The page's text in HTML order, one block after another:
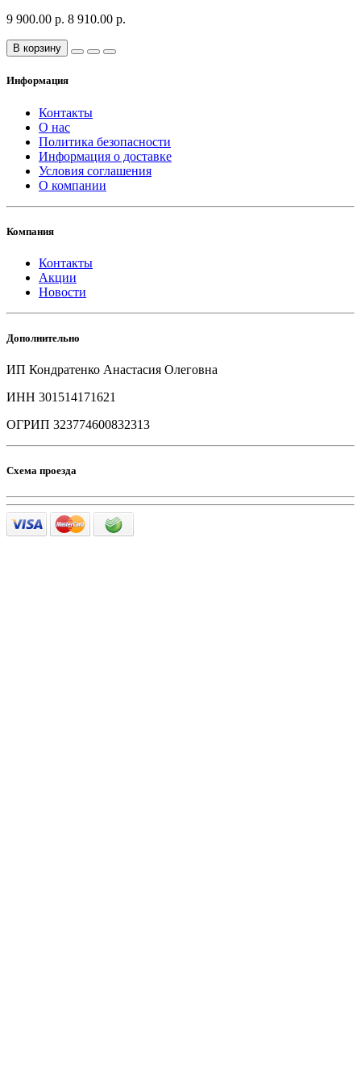
9 900.00 р. 8 910.00 р.
В корзину
Информация
Контакты
О нас
Политика безопасности
Информация о доставке
Условия соглашения
О компании
Компания
Контакты
Акции
Новости
Дополнительно
ИП Кондратенко Анастасия Олеговна
ИНН 301514171621
ОГРИП 323774600832313
Схема проезда